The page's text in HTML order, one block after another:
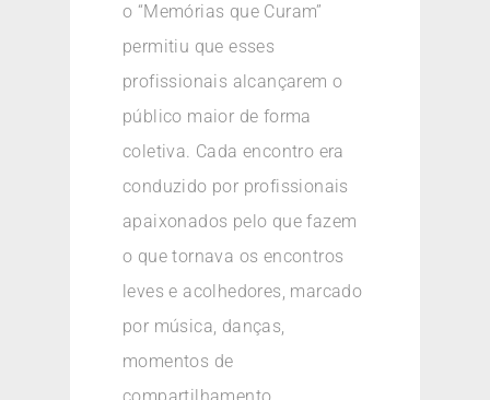
o “Memórias que Curam”
permitiu que esses
profissionais alcançarem o
público maior de forma
coletiva. Cada encontro era
conduzido por profissionais
apaixonados pelo que fazem
o que tornava os encontros
leves e acolhedores, marcado
por música, danças,
momentos de